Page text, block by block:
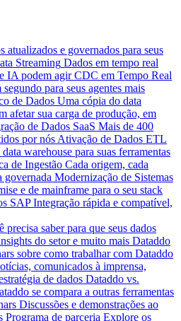
atualizados e governados para seus
Streaming Dados em tempo real
IA podem agir CDC em Tempo Real
para seus agentes mais
de Dados Uma cópia do data
afetar sua carga de produção, em
de Dados SaaS Mais de 400
por nós Ativação de Dados ETL
warehouse para suas ferramentas
de Ingestão Cada origem, cada
governada Modernização de Sistemas
e de mainframe para o seu stack
SAP Integração rápida e compatível,
precisa saber para que seus dados
do setor e muito mais Dataddo
sobre como trabalhar com Dataddo
comunicados à imprensa,
de dados Dataddo vs.
se compara a outras ferramentas
Discussões e demonstrações ao
Programa de parceria Explore os